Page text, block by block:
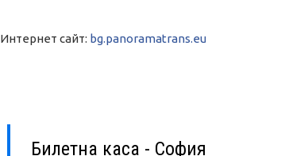
Интернет сайт: bg.panoramatrans.eu
Билетна каса - София